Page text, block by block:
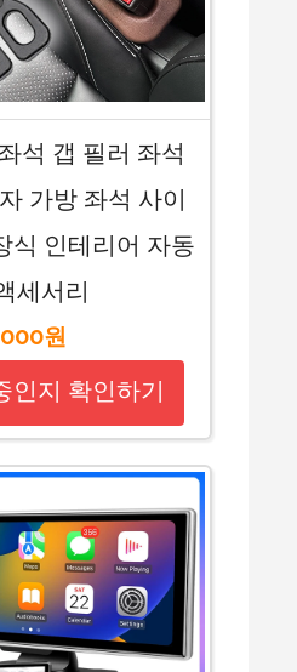
석 갭 필러 좌석
가방 좌석 사이
식 인테리어 자동
세서리
원
인지 확인하기